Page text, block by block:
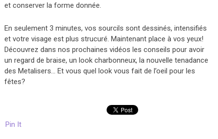
et conserver la forme donnée.
En seulement 3 minutes, vos sourcils sont dessinés, intensifiés
et votre visage est plus strucuré. Maintenant place à vos yeux!
Découvrez dans nos prochaines vidéos les conseils pour avoir
un regard de braise, un look charbonneux, la nouvelle tenadance
des Metalisers… Et vous quel look vous fait de l’oeil pour les
fêtes?
Pin It